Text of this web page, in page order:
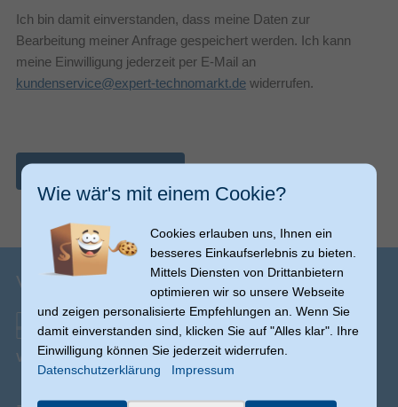
Ich bin damit einverstanden, dass meine Daten zur
Bearbeitung meiner Anfrage gespeichert werden. Ich kann
meine Einwilligung jederzeit per E-Mail an
kundenservice@expert-technomarkt.de widerrufen.
Versandinfos
Versand ab € 0,00(Ausnahmen möglich)
Wie wär's mit einem Cookie?
Cookies erlauben uns, Ihnen ein
besseres Einkaufserlebnis zu bieten.
Mittels Diensten von Drittanbietern
optimieren wir so unsere Webseite
und zeigen personalisierte Empfehlungen an. Wenn Sie
damit einverstanden sind, klicken Sie auf "Alles klar". Ihre
Einwilligung können Sie jederzeit widerrufen.
Datenschutzerklärung
Impressum